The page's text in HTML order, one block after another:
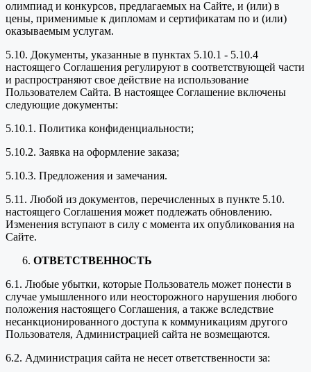
олимпиад и конкурсов, предлагаемых на Сайте, и (или) в
цены, применимые к дипломам и сертификатам по и (или)
оказываемым услугам.
5.10. Документы, указанные в пунктах 5.10.1 - 5.10.4
настоящего Соглашения регулируют в соответствующей части
и распространяют свое действие на использование
Пользователем Сайта. В настоящее Соглашение включены
следующие документы:
5.10.1. Политика конфиденциальности;
5.10.2. Заявка на оформление заказа;
5.10.3. Предложения и замечания.
5.11. Любой из документов, перечисленных в пункте 5.10.
настоящего Соглашения может подлежать обновлению.
Изменения вступают в силу с момента их опубликования на
Сайте.
ОТВЕТСТВЕННОСТЬ
6.1. Любые убытки, которые Пользователь может понести в
случае умышленного или неосторожного нарушения любого
положения настоящего Соглашения, а также вследствие
несанкционированного доступа к коммуникациям другого
Пользователя, Администрацией сайта не возмещаются.
6.2. Администрация сайта не несет ответственности за: